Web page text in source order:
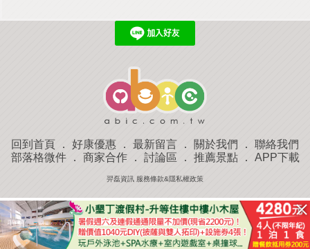
回到首頁 ． 好康優惠 ． 最新留言 ． 關於我們 ． 聯絡我們
部落格微件． 商家合作． 討論區 ． 推薦景點． APP下載
羿磊資訊 服務條款&隱私權政策